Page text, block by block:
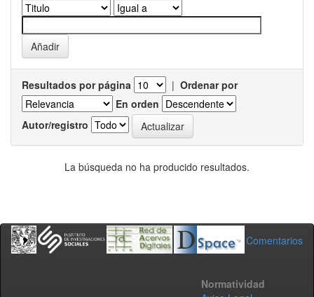
Resultados por página | Ordenar por
En orden
Autor/registro
La búsqueda no ha producido resultados.
Comentarios
Normatividad